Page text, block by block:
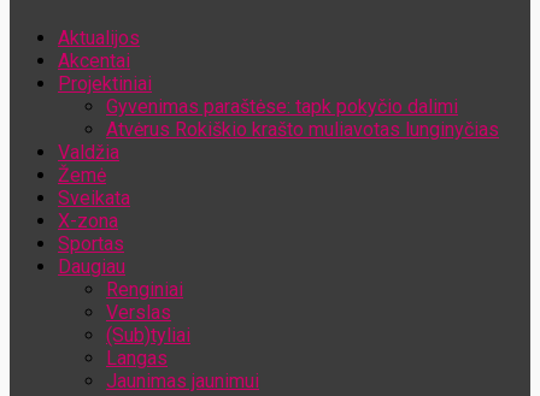
Aktualijos
Akcentai
Projektiniai
Gyvenimas paraštėse: tapk pokyčio dalimi
Atvėrus Rokiškio krašto muliavotas lunginyčias
Valdžia
Žemė
Sveikata
X-zona
Sportas
Daugiau
Renginiai
Verslas
(Sub)tyliai
Langas
Jaunimas jaunimui